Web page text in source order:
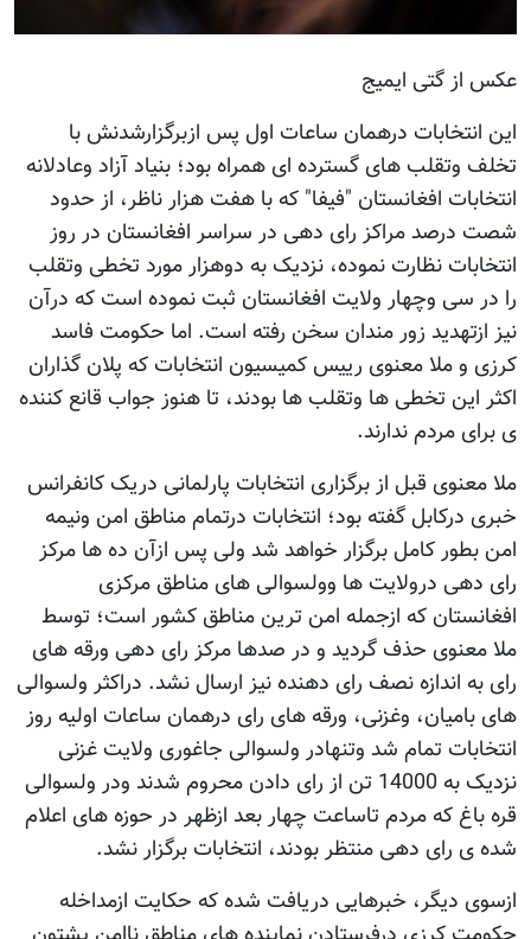
عکس از گتی ایمیج
این انتخابات درهمان ساعات اول پس ازبرگزارشدنش با
تخلف وتقلب های گسترده ای همراه بود؛ بنیاد آزاد وعادلانه
انتخابات افغانستان "فیفا" که با هفت هزار ناظر، از حدود
شصت درصد مراکز رای دهی در سراسر افغانستان در روز
انتخابات نظارت نموده، نزدیک به دوهزار مورد تخطی وتقلب
را در سی وچهار ولایت افغانستان ثبت نموده است که درآن
نیز ازتهدید زور مندان سخن رفته است. اما حکومت فاسد
کرزی و ملا معنوی رییس کمیسیون انتخابات که پلان گذاران
اکثر این تخطی ها وتقلب ها بودند، تا هنوز جواب قانع کننده
ی برای مردم ندارند.
ملا معنوی قبل از برگزاری انتخابات پارلمانی دریک کانفرانس
خبری درکابل گفته بود؛ انتخابات درتمام مناطق امن ونیمه
امن بطور کامل برگزار خواهد شد ولی پس ازآن ده ها مرکز
رای دهی درولایت ها وولسوالی های مناطق مرکزی
افغانستان که ازجمله امن ترین مناطق کشور است؛ توسط
ملا معنوی حذف گردید و در صدها مرکز رای دهی ورقه های
رای به اندازه نصف رای دهنده نیز ارسال نشد. دراکثر ولسوالی
های بامیان، وغزنی، ورقه های رای درهمان ساعات اولیه روز
انتخابات تمام شد وتنهادر ولسوالی جاغوری ولایت غزنی
نزدیک به 14000 تن از رای دادن محروم شدند ودر ولسوالی
قره باغ که مردم تاساعت چهار بعد ازظهر در حوزه های اعلام
شده ی رای دهی منتظر بودند، انتخابات برگزار نشد.
ازسوی دیگر، خبرهایی دریافت شده که حکایت ازمداخله